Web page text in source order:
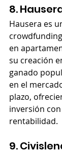
8.
Hausera es
en
su creación
ganado
en el
plazo,
inversión
rentabilidad.
9.